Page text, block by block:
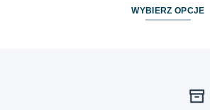
WYBIERZ OPCJE
wariantów.